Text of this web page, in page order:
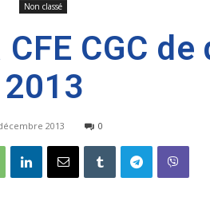
Non classé
CGC
2013
2013 0